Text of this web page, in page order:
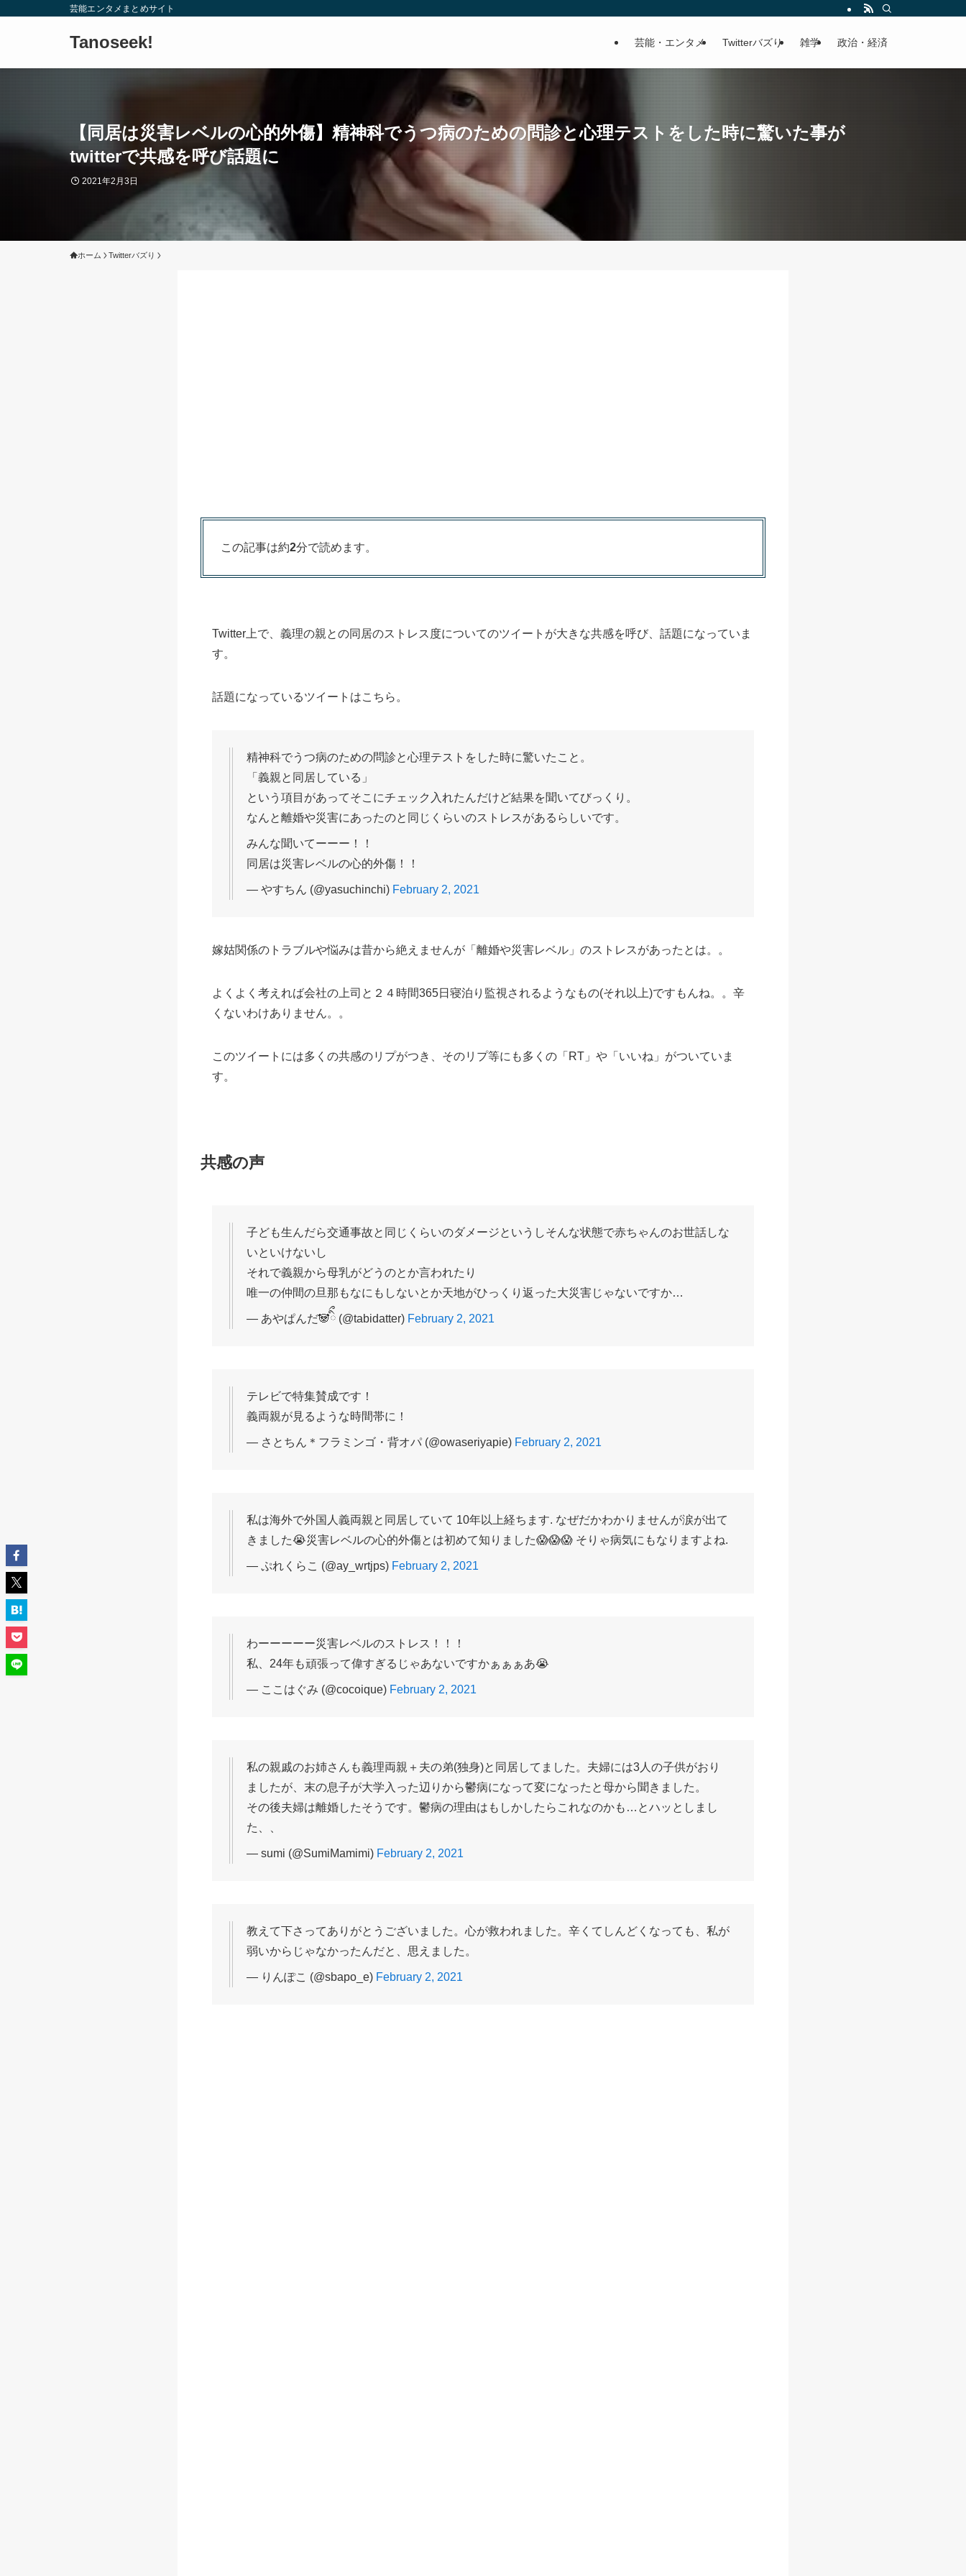
芸能エンタメまとめサイト
Tanoseek! 芸能・エンタメ Twitterバズり 雑学 政治・経済
【同居は災害レベルの心的外傷】精神科でうつ病のための問診と心理テストをした時に驚いた事が
twitterで共感を呼び話題に
2021年2月3日
ホーム Twitterバズり
この記事は約2分で読めます。
Twitter上で、義理の親との同居のストレス度についてのツイートが大きな共感を呼び、話題になっていま
す。
話題になっているツイートはこちら。
精神科でうつ病のための問診と心理テストをした時に驚いたこと。
「義親と同居している」
という項目があってそこにチェック入れたんだけど結果を聞いてびっくり。
なんと離婚や災害にあったのと同じくらいのストレスがあるらしいです。
みんな聞いてーーー！！
同居は災害レベルの心的外傷！！
— やすちん (@yasuchinchi) February 2, 2021
嫁姑関係のトラブルや悩みは昔から絶えませんが「離婚や災害レベル」のストレスがあったとは。。
よくよく考えれば会社の上司と２４時間365日寝泊り監視されるようなもの(それ以上)ですもんね。。辛
くないわけありません。。
このツイートには多くの共感のリプがつき、そのリプ等にも多くの「RT」や「いいね」がついていま
す。
共感の声
子ども生んだら交通事故と同じくらいのダメージというしそんな状態で赤ちゃんのお世話しな
いといけないし
それで義親から母乳がどうのとか言われたり
唯一の仲間の旦那もなにもしないとか天地がひっくり返った大災害じゃないですか…
— あやぱんだ🐼ིྀ (@tabidatter) February 2, 2021
テレビで特集賛成です！
義両親が見るような時間帯に！
— さとちん＊フラミンゴ・背オパ (@owaseriyapie) February 2, 2021
私は海外で外国人義両親と同居していて 10年以上経ちます. なぜだかわかりませんが涙が出て
きました😭災害レベルの心的外傷とは初めて知りました😱😱😱 そりゃ病気にもなりますよね.
— ぷれくらこ (@ay_wrtjps) February 2, 2021
わーーーーー災害レベルのストレス！！！
私、24年も頑張って偉すぎるじゃあないですかぁぁぁあ😭
— ここはぐみ (@cocoique) February 2, 2021
私の親戚のお姉さんも義理両親＋夫の弟(独身)と同居してました。夫婦には3人の子供がおり
ましたが、末の息子が大学入った辺りから鬱病になって変になったと母から聞きました。
その後夫婦は離婚したそうです。鬱病の理由はもしかしたらこれなのかも…とハッとしまし
た、、
— sumi (@SumiMamimi) February 2, 2021
教えて下さってありがとうございました。心が救われました。辛くてしんどくなっても、私が
弱いからじゃなかったんだと、思えました。
— りんぽこ (@sbapo_e) February 2, 2021